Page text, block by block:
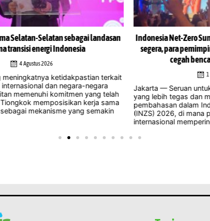
Indonesia Net-Zero Summit 2026 desak tindakan iklim
segera, para pemimpin peringatkan peluang untuk
cegah bencana semakin menipis
1 Agustus 2026
Jakarta — Seruan untuk mengambil tindakan iklim
yang lebih tegas dan mendesak mendominasi
pembahasan dalam Indonesia Net-Zero Summit
(INZS) 2026, di mana para pemimpin nasional dan
internasional memperingatkan bahwa menunda ...
di